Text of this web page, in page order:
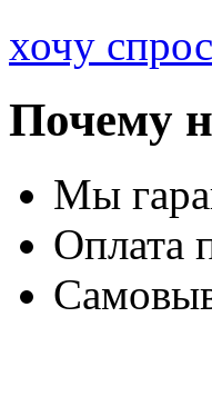
хочу
Почему
Мы
Оплата